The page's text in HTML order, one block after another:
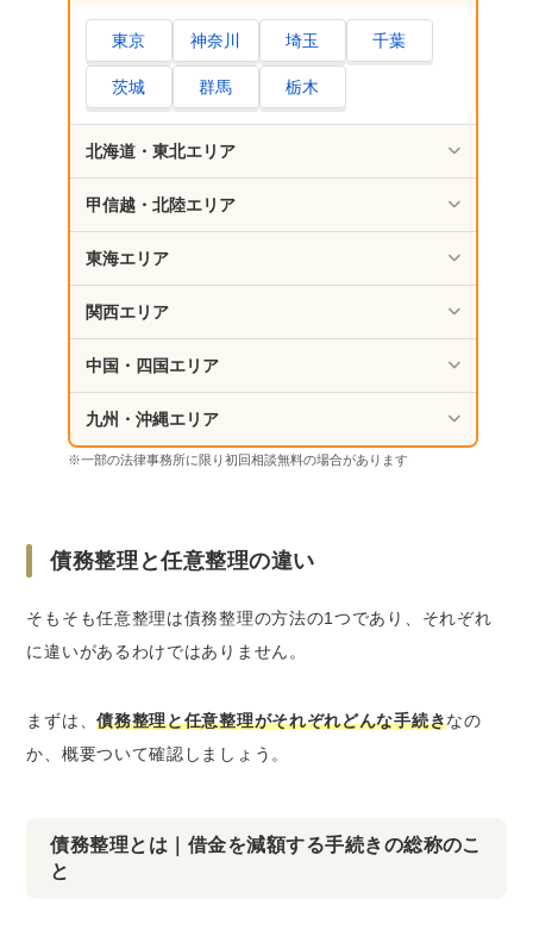
東京 神奈川 埼玉 千葉
茨城 群馬 栃木
北海道・東北エリア
甲信越・北陸エリア
東海エリア
関西エリア
中国・四国エリア
九州・沖縄エリア
※一部の法律事務所に限り初回相談無料の場合があります
債務整理と任意整理の違い
そもそも任意整理は債務整理の方法の1つであり、それぞれ
に違いがあるわけではありません。
まずは、債務整理と任意整理がそれぞれどんな手続きなの
か、概要ついて確認しましょう。
債務整理とは｜借金を減額する手続きの総称のこ
と